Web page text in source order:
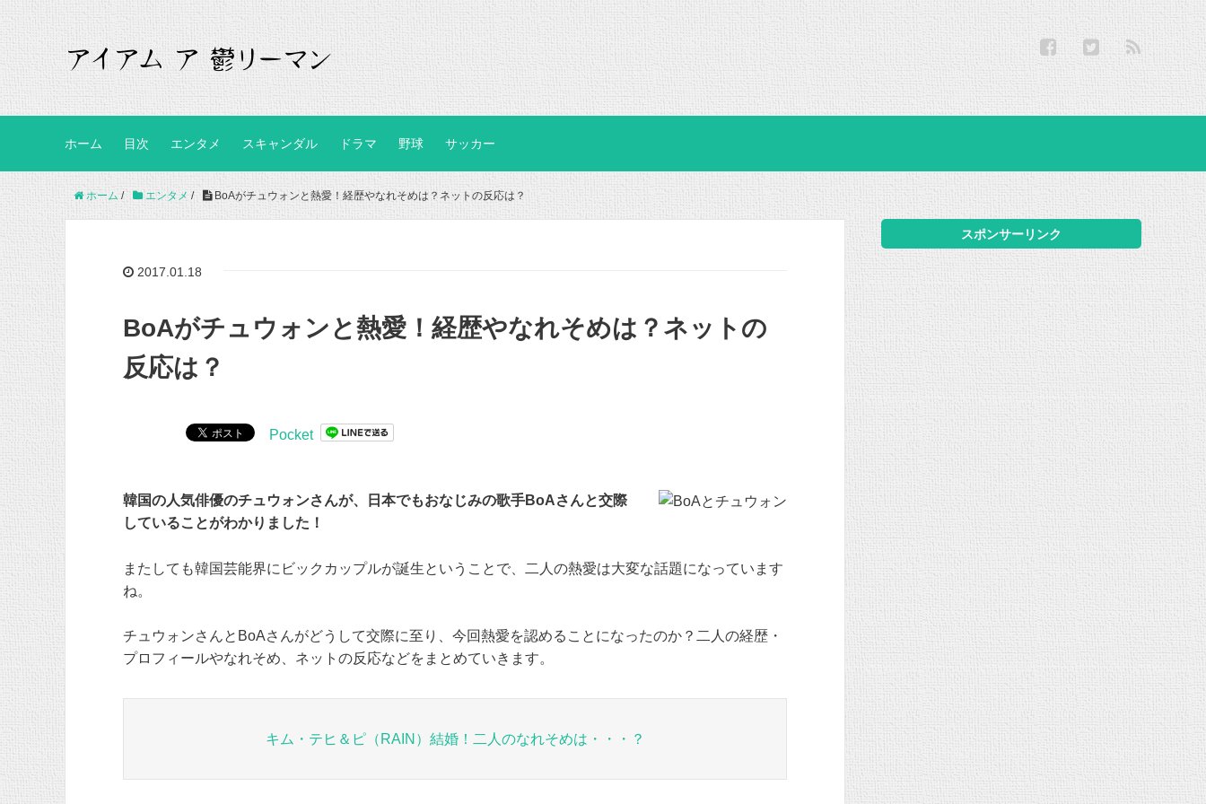
ホーム 目次 エンタメ スキャンダル ドラマ 野球 サッカー
ホーム / エンタメ / BoAがチュウォンと熱愛！経歴やなれそめは？ネットの反応は？
2017.01.18
BoAがチュウォンと熱愛！経歴やなれそめは？ネットの
反応は？
Pocket
韓国の人気俳優のチュウォンさんが、日本でもおなじみの歌手BoAさんと交際
していることがわかりました！
またしても韓国芸能界にビックカップルが誕生ということで、二人の熱愛は大変な話題になっています
ね。
チュウォンさんとBoAさんがどうして交際に至り、今回熱愛を認めることになったのか？二人の経歴・
プロフィールやなれそめ、ネットの反応などをまとめていきます。
キム・テヒ＆ピ（RAIN）結婚！二人のなれそめは・・・？
スポンサーリンク